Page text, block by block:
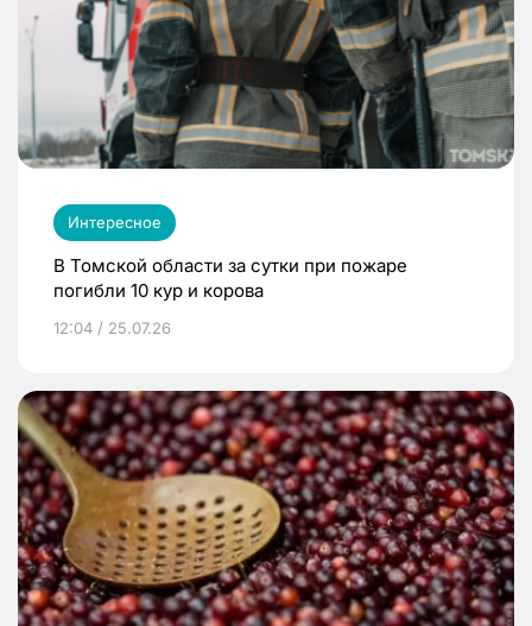
Интересное
В Томской области за сутки при пожаре
погибли 10 кур и корова
12:04 / 25.07.26